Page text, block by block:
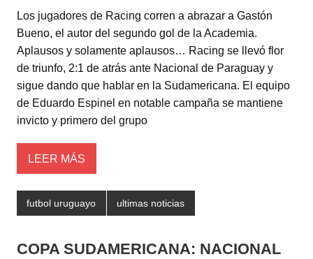
tt
er
at
s
A
p
p
c
e
b
o
o
m
p
ar
tir
Los jugadores de Racing corren a abrazar a Gastón
Bueno, el autor del segundo gol de la Academia.
Aplausos y solamente aplausos… Racing se llevó flor
de triunfo, 2:1 de atrás ante Nacional de Paraguay y
sigue dando que hablar en la Sudamericana. El equipo
de Eduardo Espinel en notable campaña se mantiene
invicto y primero del grupo
LEER MÁS
futbol uruguayo ultimas noticias
COPA SUDAMERICANA: NACIONAL